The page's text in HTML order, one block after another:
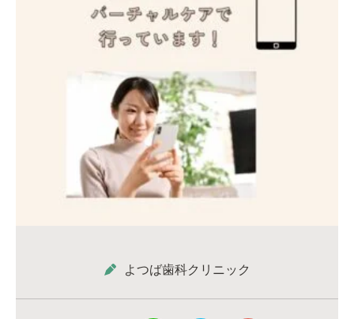
よつば歯科クリニック